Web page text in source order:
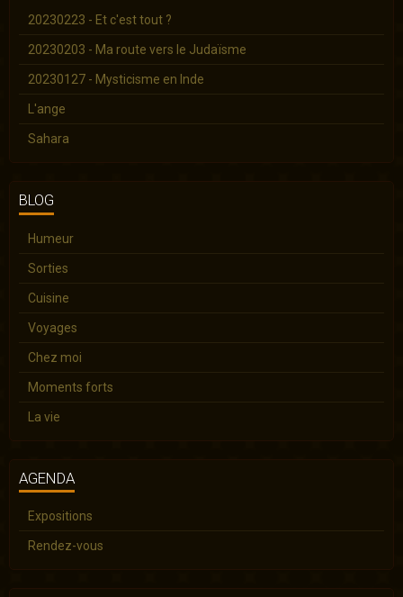
20230223 - Et c'est tout ?
20230203 - Ma route vers le Judaïsme
20230127 - Mysticisme en Inde
L'ange
Sahara
BLOG
Humeur
Sorties
Cuisine
Voyages
Chez moi
Moments forts
La vie
AGENDA
Expositions
Rendez-vous